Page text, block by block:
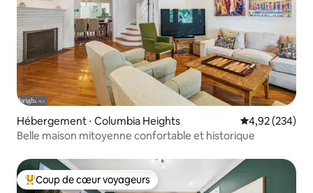
Hébergement ⋅ Columbia Heights Évaluation
4,92 (234)
Belle maison mitoyenne confortable et historique
Coups de cœur voyageurs les plus appréciés
Coup de cœur voyageurs